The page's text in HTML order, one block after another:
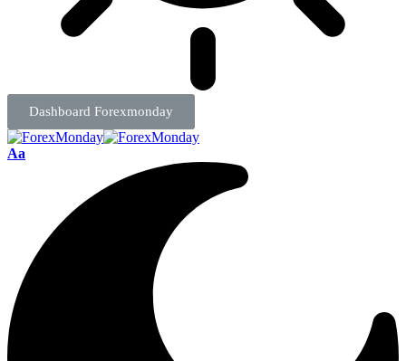
Dashboard Forexmonday
Aa